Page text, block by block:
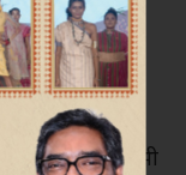
प्रोजेक्ट),
(जीएम
कुमार
महापात्र
(एचओएचआर) ने भी